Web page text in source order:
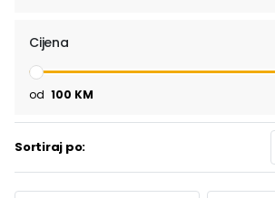
Cijena
od 100 KM
Sortiraj po: